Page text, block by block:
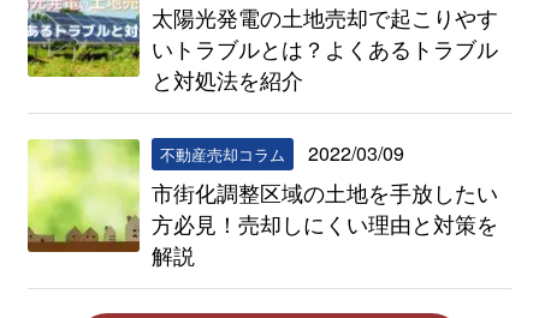
太陽光発電の土地売却で起こりやす
いトラブルとは？よくあるトラブル
と対処法を紹介
不動産売却コラム 2022/03/09
市街化調整区域の土地を手放したい
方必見！売却しにくい理由と対策を
解説